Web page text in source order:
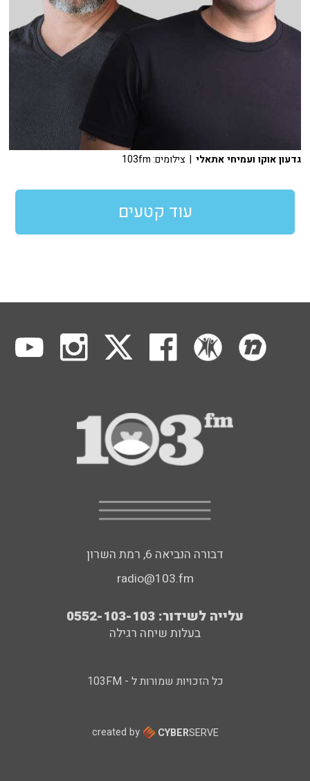
גדעון אוקו ועמיחי אתאלי | צילומים: 103fm
עוד קטעים
דבורה הנביאה 6, רמת השרון
radio@103.fm
עלייה לשידור: 0552-103-103
בעלות שיחה רגילה
כל הזכויות שמורות ל - 103FM
created by CYBERSERVE